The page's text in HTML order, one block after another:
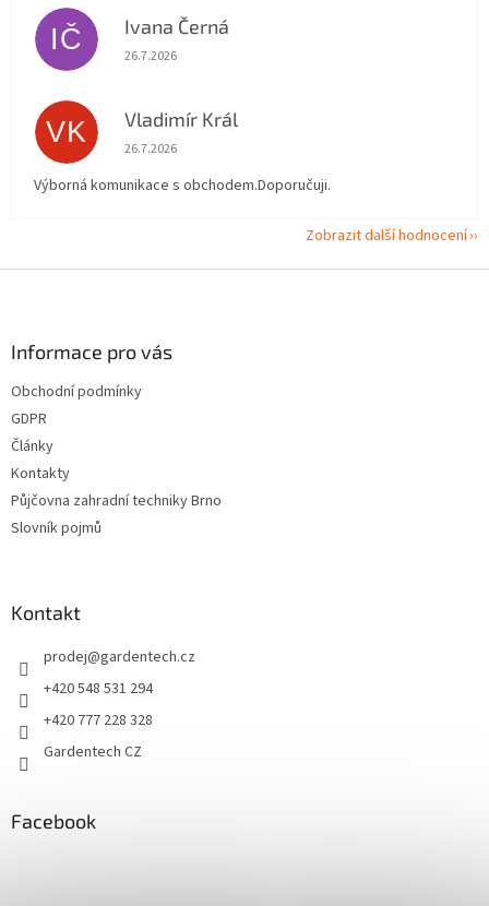
IČ Ivana Černá
Hodnocení obchodu je 5 z 5 hvězdiček.
26.7.2026
VK Vladimír Král
Hodnocení obchodu je 5 z 5 hvězdiček.
26.7.2026
Výborná komunikace s obchodem.Doporučuji.
Zobrazit další hodnocení
Informace pro vás
Obchodní podmínky
GDPR
Články
Kontakty
Půjčovna zahradní techniky Brno
Slovník pojmů
Kontakt
prodej@gardentech.cz
+420 548 531 294
+420 777 228 328
Gardentech CZ
Facebook